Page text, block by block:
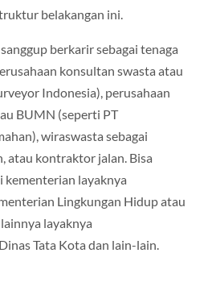
belakangan ini.
berkarir sebagai tenaga
konsultan swasta atau
Indonesia), perusahaan
BUMN (seperti PT
wiraswasta sebagai
atau kontraktor jalan. Bisa
layaknya
Lingkungan Hidup atau
layaknya
Tata Kota dan lain-lain.